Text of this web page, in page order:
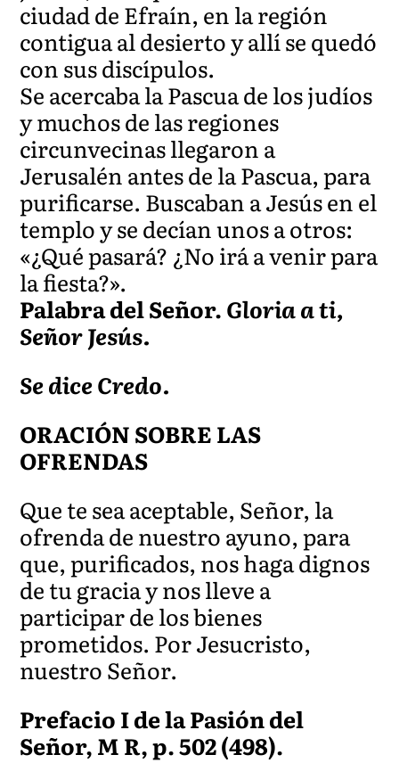
ciudad de Efraín, en la región
contigua al desierto y allí se quedó
con sus discípulos.
Se acercaba la Pascua de los judíos
y muchos de las regiones
circunvecinas llegaron a
Jerusalén antes de la Pascua, para
purificarse. Buscaban a Jesús en el
templo y se decían unos a otros:
«¿Qué pasará? ¿No irá a venir para
la fiesta?».
Palabra del Señor.Gloria a ti,
Señor Jesús.
Se dice Credo.
ORACIÓN SOBRE LAS
OFRENDAS
Que te sea aceptable, Señor, la
ofrenda de nuestro ayuno, para
que, purificados, nos haga dignos
de tu gracia y nos lleve a
participar de los bienes
prometidos. Por Jesucristo,
nuestro Señor.
Prefacio I de la Pasión del
Señor, M R, p. 502 (498).